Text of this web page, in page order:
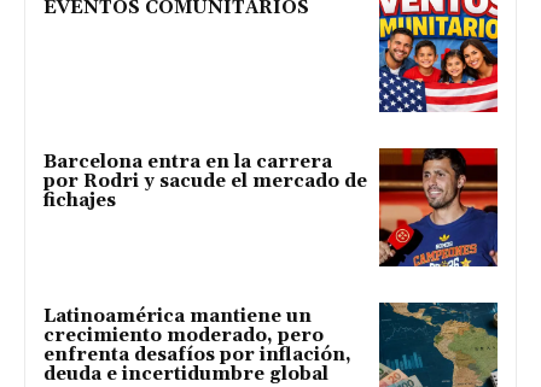
EVENTOS COMUNITARIOS
Barcelona entra en la carrera
por Rodri y sacude el mercado de
fichajes
Latinoamérica mantiene un
crecimiento moderado, pero
enfrenta desafíos por inflación,
deuda e incertidumbre global